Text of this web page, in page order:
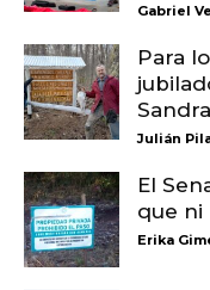
Gabriel
Para
Julián
El
que ni
Erika